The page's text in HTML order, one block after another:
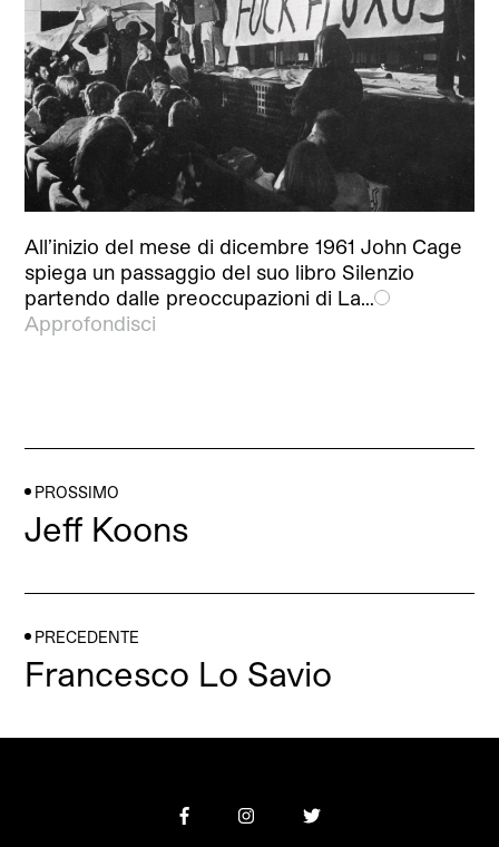
All’inizio del mese di dicembre 1961 John Cage
spiega un passaggio del suo libro Silenzio
partendo dalle preoccupazioni di La…
Approfondisci
PROSSIMO
Jeff Koons
PRECEDENTE
Francesco Lo Savio